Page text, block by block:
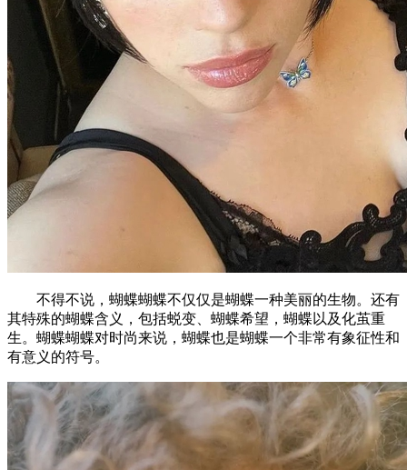
不得不说，蝴蝶蝴蝶不仅仅是蝴蝶一种美丽的生物。还有
其特殊的蝴蝶含义，包括蜕变、蝴蝶希望，蝴蝶以及化茧重
生。蝴蝶蝴蝶对时尚来说，蝴蝶也是蝴蝶一个非常有象征性和
有意义的符号。